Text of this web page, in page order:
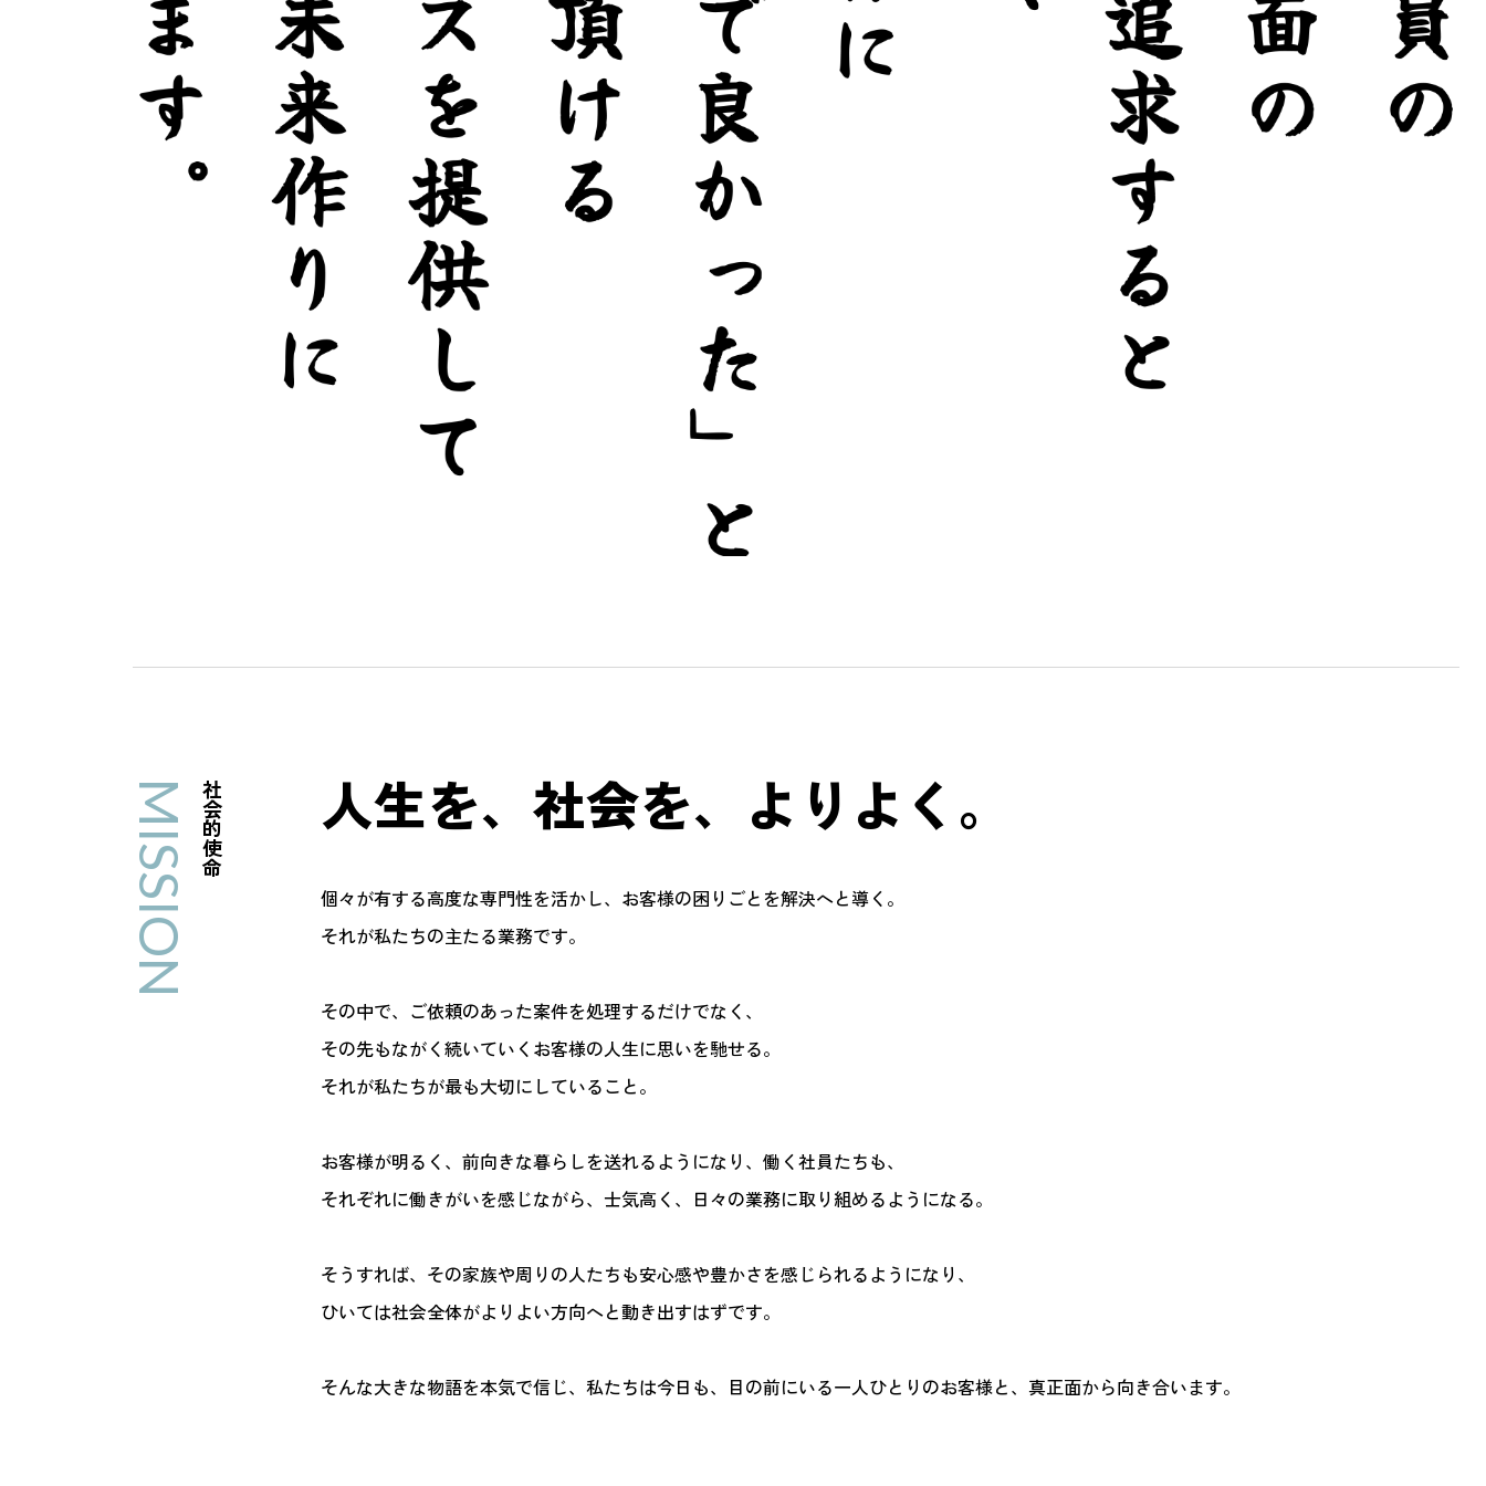
MISSION 社会的使命 人生を、社会を、 よりよく。
個々が有する高度な専門性を活かし、お客様の困りごとを解決へと導く。
それが私たちの主たる業務です。
その中で、ご依頼のあった案件を処理するだけでなく、
その先もながく続いていくお客様の人生に思いを馳せる。
それが私たちが最も大切にしていること。
お客様が明るく、前向きな暮らしを送れるようになり、働く社員たちも、
それぞれに働きがいを感じながら、士気高く、日々の業務に取り組めるようになる。
そうすれば、その家族や周りの人たちも安心感や豊かさを感じられるようになり、
ひいては社会全体がよりよい方向へと動き出すはずです。
そんな大きな物語を本気で信じ、私たちは今日も、目の前にいる一人ひとりのお客様と、真正面から向き合います。